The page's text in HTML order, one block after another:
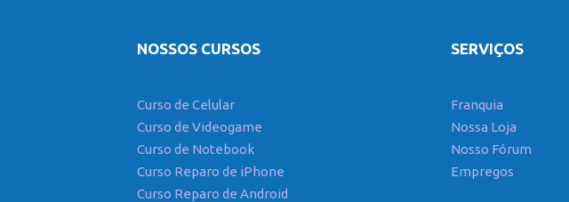
NOSSOS CURSOS
Curso de Celular
Curso de Videogame
Curso de Notebook
Curso Reparo de iPhone
Curso Reparo de Android
SERVIÇOS
Franquia
Nossa Loja
Nosso Fórum
Empregos